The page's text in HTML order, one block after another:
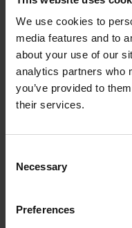
We use cookies to
media features and to
about your use of our
analytics partners who
you’ve provided to
their services.
Selection
Necessary
Preferences
Avec plus de 75 ans
et une présence dans
solutions mondiales et
dans des secteurs tels
datacoms, les semi-
l’exploitation minière et
et électrique. Le groupe
FAM AB, une société de
www.nefab.com